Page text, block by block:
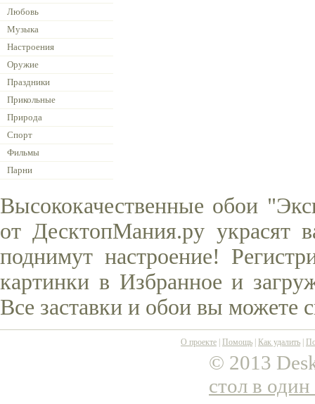
Любовь
Музыка
Настроения
Оружие
Праздники
Прикольные
Природа
Спорт
Фильмы
Парни
Высококачественные обои
от ДесктопМания.ру украсят
поднимут настроение!
картинки в Избранное и
Все заставки и обои вы можете
О проекте Помощь Как удалить
© 2013
стол в